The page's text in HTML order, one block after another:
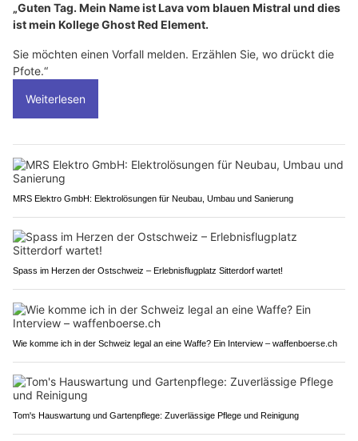
„Guten Tag. Mein Name ist Lava vom blauen Mistral und dies
ist mein Kollege Ghost Red Element.
Sie möchten einen Vorfall melden. Erzählen Sie, wo drückt die
Pfote.“
Weiterlesen
MRS Elektro GmbH: Elektrolösungen für Neubau, Umbau und Sanierung
Spass im Herzen der Ostschweiz – Erlebnisflugplatz Sitterdorf wartet!
Wie komme ich in der Schweiz legal an eine Waffe? Ein Interview – waffenboerse.ch
Tom's Hauswartung und Gartenpflege: Zuverlässige Pflege und Reinigung